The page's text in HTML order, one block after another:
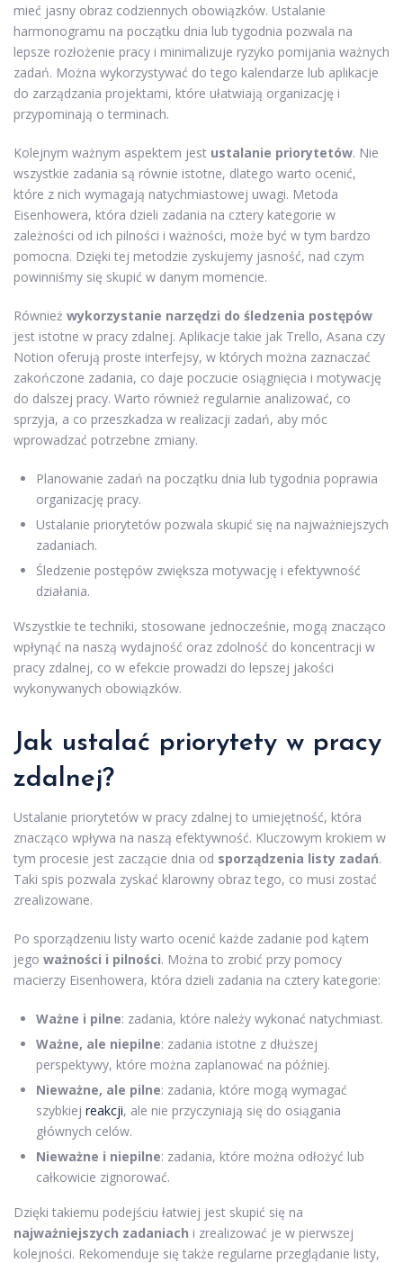
mieć jasny obraz codziennych obowiązków. Ustalanie
harmonogramu na początku dnia lub tygodnia pozwala na
lepsze rozłożenie pracy i minimalizuje ryzyko pomijania ważnych
zadań. Można wykorzystywać do tego kalendarze lub aplikacje
do zarządzania projektami, które ułatwiają organizację i
przypominają o terminach.
Kolejnym ważnym aspektem jest ustalanie priorytetów. Nie
wszystkie zadania są równie istotne, dlatego warto ocenić,
które z nich wymagają natychmiastowej uwagi. Metoda
Eisenhowera, która dzieli zadania na cztery kategorie w
zależności od ich pilności i ważności, może być w tym bardzo
pomocna. Dzięki tej metodzie zyskujemy jasność, nad czym
powinniśmy się skupić w danym momencie.
Również wykorzystanie narzędzi do śledzenia postępów
jest istotne w pracy zdalnej. Aplikacje takie jak Trello, Asana czy
Notion oferują proste interfejsy, w których można zaznaczać
zakończone zadania, co daje poczucie osiągnięcia i motywację
do dalszej pracy. Warto również regularnie analizować, co
sprzyja, a co przeszkadza w realizacji zadań, aby móc
wprowadzać potrzebne zmiany.
Planowanie zadań na początku dnia lub tygodnia poprawia
organizację pracy.
Ustalanie priorytetów pozwala skupić się na najważniejszych
zadaniach.
Śledzenie postępów zwiększa motywację i efektywność
działania.
Wszystkie te techniki, stosowane jednocześnie, mogą znacząco
wpłynąć na naszą wydajność oraz zdolność do koncentracji w
pracy zdalnej, co w efekcie prowadzi do lepszej jakości
wykonywanych obowiązków.
Jak ustalać priorytety w pracy
zdalnej?
Ustalanie priorytetów w pracy zdalnej to umiejętność, która
znacząco wpływa na naszą efektywność. Kluczowym krokiem w
tym procesie jest zaczącie dnia od sporządzenia listy zadań.
Taki spis pozwala zyskać klarowny obraz tego, co musi zostać
zrealizowane.
Po sporządzeniu listy warto ocenić każde zadanie pod kątem
jego ważności i pilności. Można to zrobić przy pomocy
macierzy Eisenhowera, która dzieli zadania na cztery kategorie:
Ważne i pilne: zadania, które należy wykonać natychmiast.
Ważne, ale niepilne: zadania istotne z dłuższej
perspektywy, które można zaplanować na później.
Nieważne, ale pilne: zadania, które mogą wymagać
szybkiej reakcji, ale nie przyczyniają się do osiągania
głównych celów.
Nieważne i niepilne: zadania, które można odłożyć lub
całkowicie zignorować.
Dzięki takiemu podejściu łatwiej jest skupić się na
najważniejszych zadaniach i zrealizować je w pierwszej
kolejności. Rekomenduje się także regularne przeglądanie listy,